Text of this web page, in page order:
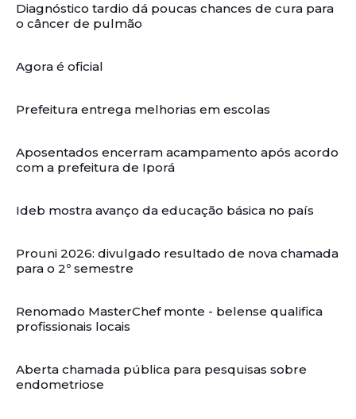
Diagnóstico tardio dá poucas chances de cura para
o câncer de pulmão
Agora é oficial
Prefeitura entrega melhorias em escolas
Aposentados encerram acampamento após acordo
com a prefeitura de Iporá
Ideb mostra avanço da educação básica no país
Prouni 2026: divulgado resultado de nova chamada
para o 2º semestre
Renomado MasterChef monte - belense qualifica
profissionais locais
Aberta chamada pública para pesquisas sobre
endometriose